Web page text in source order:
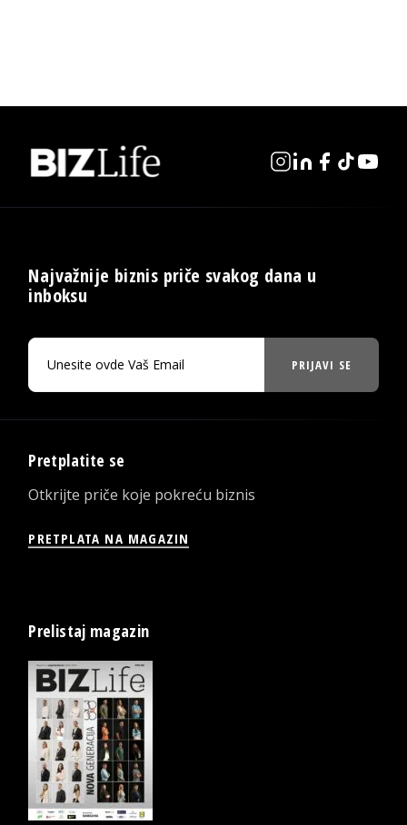
Najvažnije biznis priče svakog dana u
inboksu
PRIJAVI SE
Pretplatite se
Otkrijte priče koje pokreću biznis
PRETPLATA NA MAGAZIN
Prelistaj magazin